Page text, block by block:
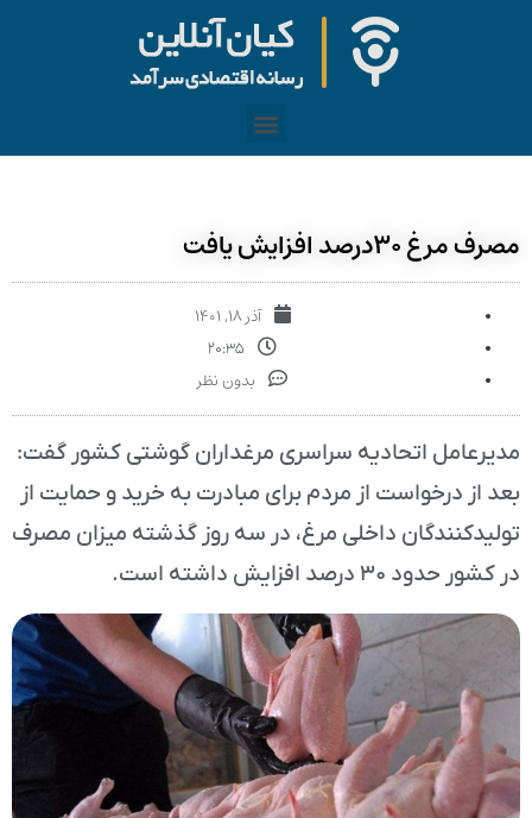
مصرف مرغ ۳۰درصد افزایش یافت
آذر ۱۸, ۱۴۰۱
۲۰:۳۵
بدون نظر
مدیرعامل اتحادیه سراسری مرغداران گوشتی کشور گفت:
بعد از درخواست از مردم برای مبادرت به خرید و حمایت از
تولیدکنندگان داخلی مرغ، در سه روز گذشته میزان مصرف
در کشور حدود ۳۰ درصد افزایش داشته است.